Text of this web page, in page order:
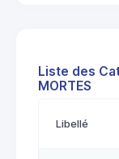
Liste des
MORTES
Libellé